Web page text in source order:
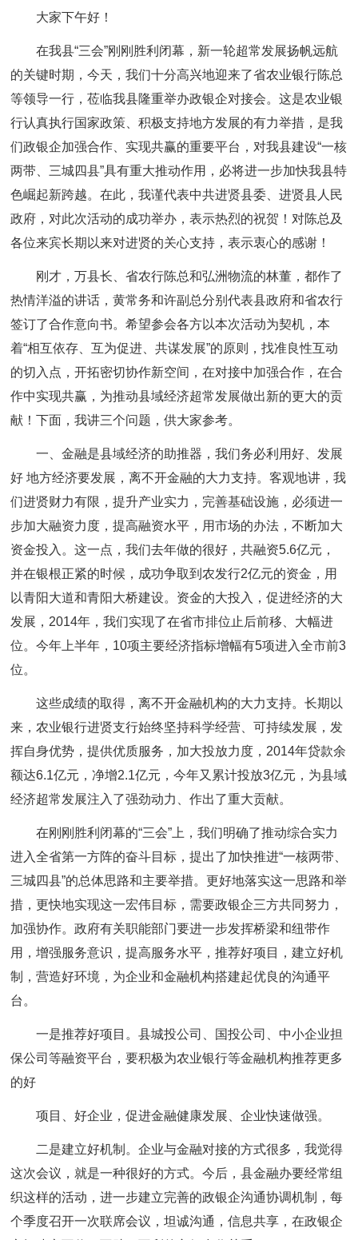
大家下午好！
在我县“三会”刚刚胜利闭幕，新一轮超常发展扬帆远航
的关键时期，今天，我们十分高兴地迎来了省农业银行陈总
等领导一行，莅临我县隆重举办政银企对接会。这是农业银
行认真执行国家政策、积极支持地方发展的有力举措，是我
们政银企加强合作、实现共赢的重要平台，对我县建设“一核
两带、三城四县”具有重大推动作用，必将进一步加快我县特
色崛起新跨越。在此，我谨代表中共进贤县委、进贤县人民
政府，对此次活动的成功举办，表示热烈的祝贺！对陈总及
各位来宾长期以来对进贤的关心支持，表示衷心的感谢！
刚才，万县长、省农行陈总和弘洲物流的林董，都作了
热情洋溢的讲话，黄常务和许副总分别代表县政府和省农行
签订了合作意向书。希望参会各方以本次活动为契机，本
着“相互依存、互为促进、共谋发展”的原则，找准良性互动
的切入点，开拓密切协作新空间，在对接中加强合作，在合
作中实现共赢，为推动县域经济超常发展做出新的更大的贡
献！下面，我讲三个问题，供大家参考。
一、金融是县域经济的助推器，我们务必利用好、发展
好 地方经济要发展，离不开金融的大力支持。客观地讲，我
们进贤财力有限，提升产业实力，完善基础设施，必须进一
步加大融资力度，提高融资水平，用市场的办法，不断加大
资金投入。这一点，我们去年做的很好，共融资5.6亿元，
并在银根正紧的时候，成功争取到农发行2亿元的资金，用
以青阳大道和青阳大桥建设。资金的大投入，促进经济的大
发展，2014年，我们实现了在省市排位止后前移、大幅进
位。今年上半年，10项主要经济指标增幅有5项进入全市前3
位。
这些成绩的取得，离不开金融机构的大力支持。长期以
来，农业银行进贤支行始终坚持科学经营、可持续发展，发
挥自身优势，提供优质服务，加大投放力度，2014年贷款余
额达6.1亿元，净增2.1亿元，今年又累计投放3亿元，为县域
经济超常发展注入了强劲动力、作出了重大贡献。
在刚刚胜利闭幕的“三会”上，我们明确了推动综合实力
进入全省第一方阵的奋斗目标，提出了加快推进“一核两带、
三城四县”的总体思路和主要举措。更好地落实这一思路和举
措，更快地实现这一宏伟目标，需要政银企三方共同努力，
加强协作。政府有关职能部门要进一步发挥桥梁和纽带作
用，增强服务意识，提高服务水平，推荐好项目，建立好机
制，营造好环境，为企业和金融机构搭建起优良的沟通平
台。
一是推荐好项目。县城投公司、国投公司、中小企业担
保公司等融资平台，要积极为农业银行等金融机构推荐更多
的好
项目、好企业，促进金融健康发展、企业快速做强。
二是建立好机制。企业与金融对接的方式很多，我觉得
这次会议，就是一种很好的方式。今后，县金融办要经常组
织这样的活动，进一步建立完善的政银企沟通协调机制，每
个季度召开一次联席会议，坦诚沟通，信息共享，在政银企